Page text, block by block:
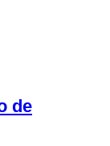
de